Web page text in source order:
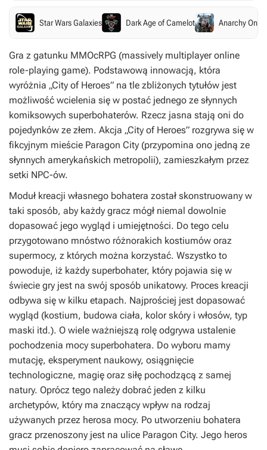
Star Wars Galaxies Dark Age of Camelot Anarchy
Gra z gatunku MMOcRPG (massively multiplayer online
role-playing game). Podstawową innowacją, która
wyróżnia „City of Heroes” na tle zbliżonych tytułów jest
możliwość wcielenia się w postać jednego ze słynnych
komiksowych superbohaterów. Rzecz jasna stają oni do
pojedynków ze złem. Akcja „City of Heroes” rozgrywa się w
fikcyjnym mieście Paragon City (przypomina ono jedną ze
słynnych amerykańskich metropolii), zamieszkałym przez
setki NPC-ów.
Moduł kreacji własnego bohatera został skonstruowany w
taki sposób, aby każdy gracz mógł niemal dowolnie
dopasować jego wygląd i umiejętności. Do tego celu
przygotowano mnóstwo różnorakich kostiumów oraz
supermocy, z których można korzystać. Wszystko to
powoduje, iż każdy superbohater, który pojawia się w
świecie gry jest na swój sposób unikatowy. Proces kreacji
odbywa się w kilku etapach. Najprościej jest dopasować
wygląd (kostium, budowa ciała, kolor skóry i włosów, typ
maski itd.). O wiele ważniejszą rolę odgrywa ustalenie
pochodzenia mocy superbohatera. Do wyboru mamy
mutację, eksperyment naukowy, osiągnięcie
technologiczne, magię oraz siłę pochodzącą z samej
natury. Oprócz tego należy dobrać jeden z kilku
archetypów, który ma znaczący wpływ na rodzaj
używanych przez herosa mocy. Po utworzeniu bohatera
gracz przenoszony jest na ulice Paragon City. Jego heros